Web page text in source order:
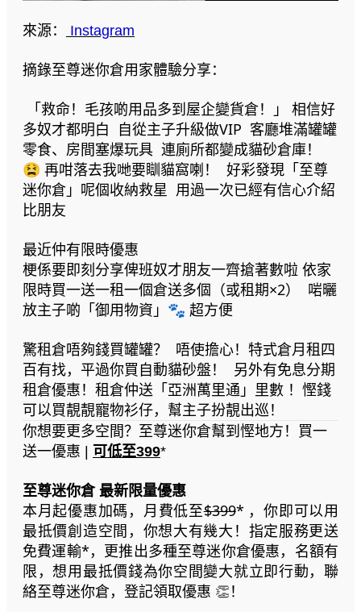
來源： Instagram
摘錄至尊迷你倉用家體驗分享：
「救命！毛孩啲用品多到屋企變貨倉！」 相信好
多奴才都明白 自從主子升級做VIP 客廳堆滿罐罐
零食、房間塞爆玩具 連廁所都變成貓砂倉庫！
😫 再咁落去我哋要瞓貓窩喇！ 好彩發現「至尊
迷你倉」呢個收納救星 用過一次已經有信心介紹
比朋友
最近仲有限時優惠
梗係要即刻分享俾班奴才朋友一齊搶著數啦 依家
限時買一送一租一個倉送多個（或租期×2） 啱曬
放主子啲「御用物資」🐾 超方便
驚租倉唔夠錢買罐罐？ 唔使擔心！特式倉月租四
百有找，平過你買自動貓砂盤！ 另外有免息分期
租倉優惠！租倉仲送「亞洲萬里通」里數 ！慳錢
可以買靚靚寵物衫仔，幫主子扮靚出巡！
你想要更多空間？至尊迷你倉幫到慳地方！買一
送一優惠 | 可低至399*
至尊迷你倉 最新限量優惠
本月起優惠加碼，月費低至$399* ，你即可以用
最抵價創造空間，你想大有幾大！指定服務更送
免費運輸*，更推出多種至尊迷你倉優惠，名額有
限，想用最抵價錢為你空間變大就立即行動，聯
絡至尊迷你倉，登記領取優惠 👏！